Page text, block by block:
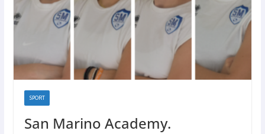
SPORT
San Marino Academy.